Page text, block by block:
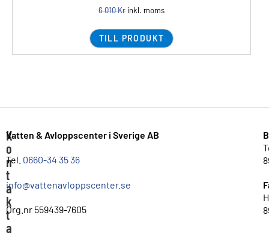
6 010Kr inkl. moms
TILL PRODUKT
K
o
n
t
a
k
t
a
Vatten & Avloppscenter i Sverige AB
Tel. 0660-34 35 36
info@vattenavloppscenter.se
Org.nr 559439-7605